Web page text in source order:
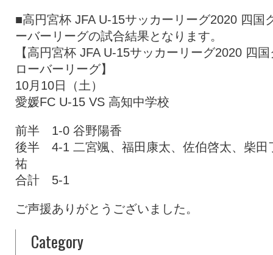
トップチーム アカデミー
スポンサー
特設ページ
■高円宮杯 JFA U-15サッカーリーグ2020 四国
ーバーリーグの試合結果となります。
【高円宮杯 JFA U-15サッカーリーグ2020 四国
ローバーリーグ】
10月10日（土）
愛媛FC U-15 VS 高知中学校
前半 1-0 谷野陽香
後半 4-1 二宮颯、福田康太、佐伯啓太、柴田
祐
合計 5-1
ご声援ありがとうございました。
Category